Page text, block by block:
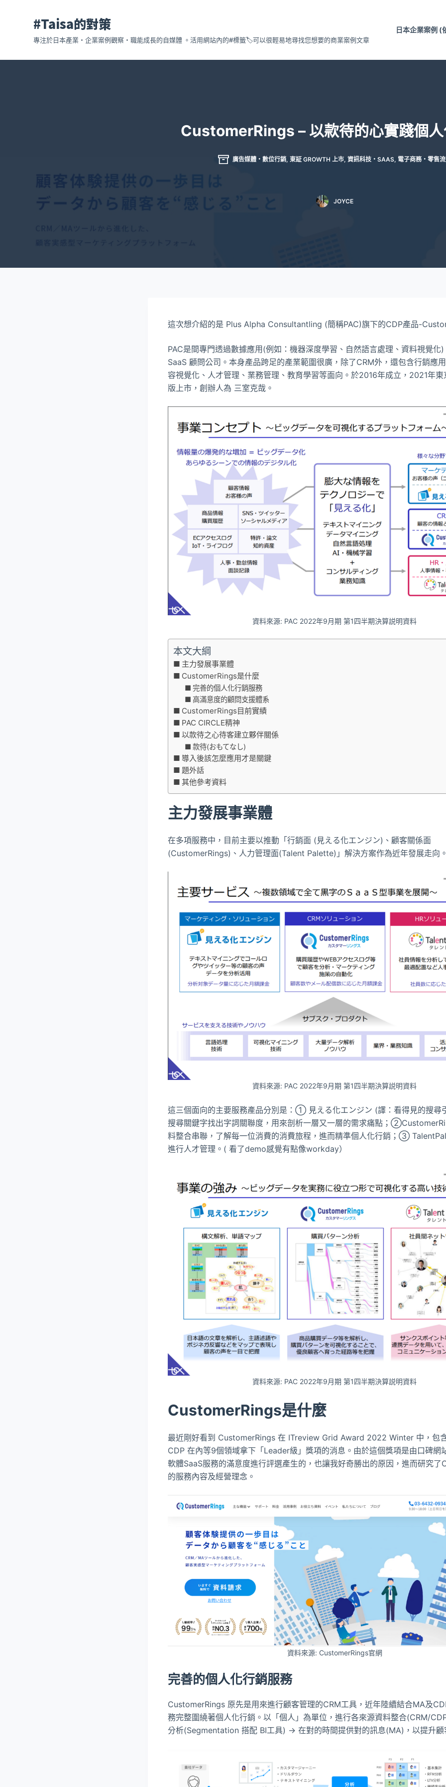
#Taisa的對策
專注於日本產業・企業案例觀察・職能成長的自媒體 。活用網站內的#標籤🏷️可以很輕易地尋找您想要的商業案例文章
日本企業案例 (
CustomerRings – 以款待的心實踐個
廣告媒體・數位行銷, 東証 GROWTH 上市, 資訊科技・SAAS, 電子商務・零售
JOYCE
這次想介紹的是 Plus Alpha Consultantling (簡稱PAC)旗下的CDP產品-
PAC是間專門透過數據應用(例如：機器深度學習、自然語言處理、資料視覺化
SaaS 顧問公司。本身產品跨足的產業範圍很廣，除了CRM外，還包含行銷應
容視覺化、人才管理、業務管理、教育學習等面向。於2016年成立，2021年
版上市，創辦人為 三室克哉。
資料來源: PAC 2022年9月期 第1四半期決算説明資料
本文大綱
主力發展事業體
CustomerRings是什麼
完善的個人化行銷服務
高滿意度的顧問支援體系
CustomerRings目前實績
PAC CIRCLE精神
以款待之心待客建立夥伴關係
款待(おもてなし)
導入後該怎麼應用才是關鍵
題外話
其他參考資料
主力發展事業體
在多項服務中，目前主要以推動「行銷面 (見える化エンジン)、顧客關係面
(CustomerRings)、人力管理面(Talent Palette)」解決方案作為近年發展走向
資料來源: PAC 2022年9月期 第1四半期決算説明資料
這三個面向的主要服務產品分別是：① 見える化エンジン (譯：看得見的搜尋
搜尋關鍵字找出字詞關聯度，用來剖析一層又一層的需求痛點；
料整合串聯，了解每一位消費的消費旅程，進而精準個人化行銷；③
進行人才管理。( 看了demo感覺有點像workday）
資料來源: PAC 2022年9月期 第1四半期決算説明資料
CustomerRings是什麼
最近剛好看到 CustomerRings 在 ITreview Grid Award 2022 Winter 中，包
CDP 在內等9個領域拿下「Leader級」獎項的消息。由於這個獎項是由口碑網
軟體SaaS服務的滿意度進行評選產生的，也讓我好奇勝出的原因，進而研究
的服務內容及經營理念。
資料來源: CustomerRings官網
完善的個人化行銷服務
CustomerRings 原先是用來進行顧客管理的CRM工具，近年陸續結合MA及
務完整圍繞著個人化行銷。以「個人」為單位，進行各來源資料整合(CRM/
分析(Segmentation 搭配 BI工具) → 在對的時間提供對的訊息(MA)，以提升顧